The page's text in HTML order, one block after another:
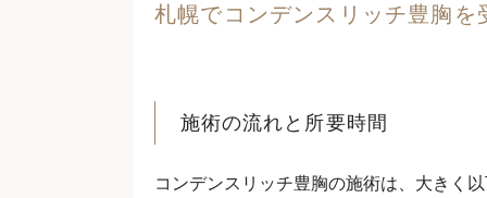
札幌でコンデンスリッチ豊胸
施術の流れと所要時間
コンデンスリッチ豊胸の施術は、大きく